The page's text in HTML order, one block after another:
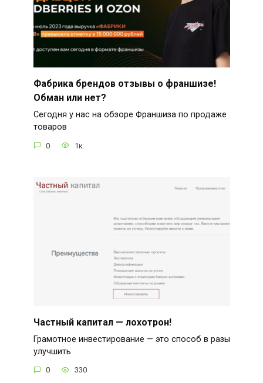
Фабрика брендов отзывы о франшизе!
Обман или нет?
Сегодня у нас на обзоре Франшиза по продаже
товаров
0 1к.
Частный капитал — лохотрон!
Грамотное инвестирование — это способ в разы
улучшить
0 330